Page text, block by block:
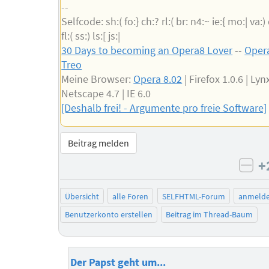
--
Selfcode: sh:( fo:} ch:? rl:( br: n4:~ ie:{ mo:| va:)
fl:( ss:) ls:[ js:|
30 Days to becoming an Opera8 Lover--
Treo
Meine Browser: Opera 8.02 | Firefox 1.0.6 |
Netscape 4.7 | IE 6.0
[Deshalb frei! - Argumente pro freie Software]
Beitrag melden
Übersicht alle Foren SELFHTML-Forum
Benutzerkonto erstellen
Beitrag im Thread-Baum
Der Papst geht um...